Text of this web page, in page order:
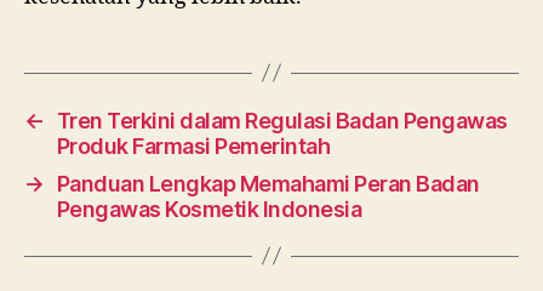
←
Tren Terkini dalam Regulasi Badan Pengawas
Produk Farmasi Pemerintah
→
Panduan Lengkap Memahami Peran Badan
Pengawas Kosmetik Indonesia